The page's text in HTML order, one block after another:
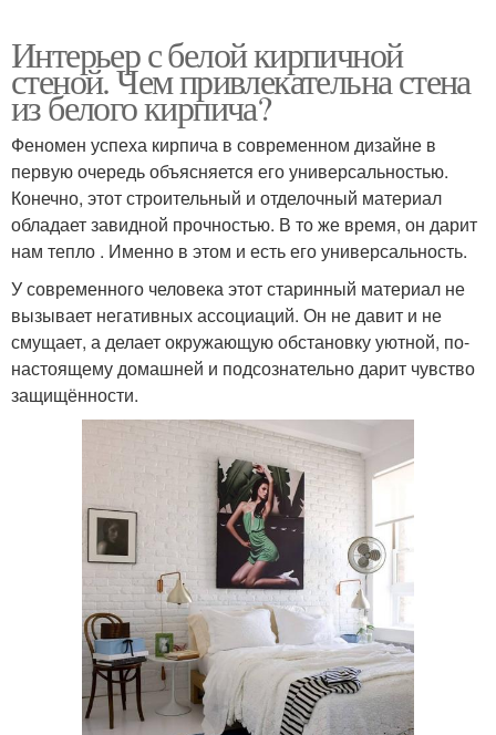
Интерьер с белой кирпичной
стеной. Чем привлекательна стена
из белого кирпича?
Феномен успеха кирпича в современном дизайне в
первую очередь объясняется его универсальностью.
Конечно, этот строительный и отделочный материал
обладает завидной прочностью. В то же время, он дарит
нам тепло . Именно в этом и есть его универсальность.
У современного человека этот старинный материал не
вызывает негативных ассоциаций. Он не давит и не
смущает, а делает окружающую обстановку уютной, по-
настоящему домашней и подсознательно дарит чувство
защищённости.